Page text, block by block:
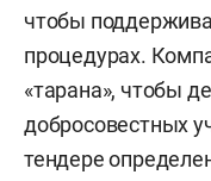
чтобы
процедурах.
«тарана», чтобы
добросовестных
тендере